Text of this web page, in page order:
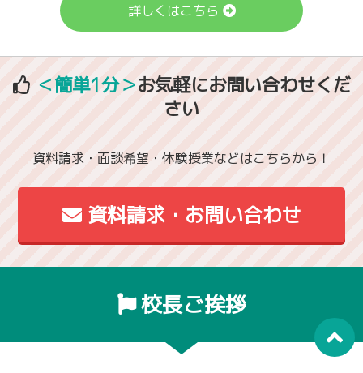
詳しくはこちら
＜簡単1分＞お気軽にお問い合わせくだ
さい
資料請求・面談希望・体験授業などはこちらから！
資料請求・お問い合わせ
校長ご挨拶